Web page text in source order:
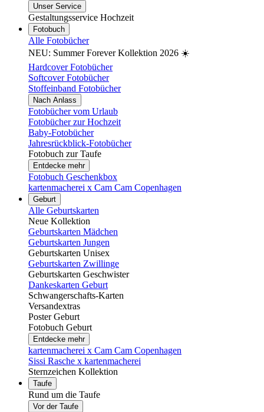
Unser Service
Gestaltungsservice Hochzeit
Fotobuch
Alle Fotobücher
NEU: Summer Forever Kollektion 2026 ☀️
Hardcover Fotobücher
Softcover Fotobücher
Stoffeinband Fotobücher
Nach Anlass
Fotobücher vom Urlaub
Fotobücher zur Hochzeit
Baby-Fotobücher
Jahresrückblick-Fotobücher
Fotobuch zur Taufe
Entdecke mehr
Fotobuch Geschenkbox
kartenmacherei x Cam Cam Copenhagen
Geburt
Alle Geburtskarten
Neue Kollektion
Geburtskarten Mädchen
Geburtskarten Jungen
Geburtskarten Unisex
Geburtskarten Zwillinge
Geburtskarten Geschwister
Dankeskarten Geburt
Schwangerschafts-Karten
Versandextras
Poster Geburt
Fotobuch Geburt
Entdecke mehr
kartenmacherei x Cam Cam Copenhagen
Sissi Rasche x kartenmacherei
Sternzeichen Kollektion
Taufe
Rund um die Taufe
Vor der Taufe